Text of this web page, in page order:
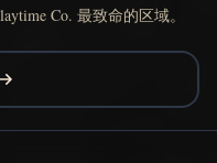
Co. 最致命的区域。